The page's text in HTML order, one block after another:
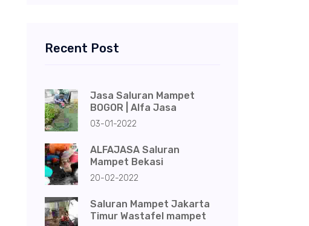
Recent Post
Jasa Saluran Mampet
BOGOR | Alfa Jasa
03-01-2022
ALFAJASA Saluran
Mampet Bekasi
20-02-2022
Saluran Mampet Jakarta
Timur Wastafel mampet